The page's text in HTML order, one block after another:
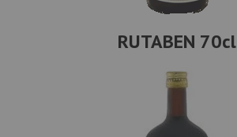
RUTABEN 70cl